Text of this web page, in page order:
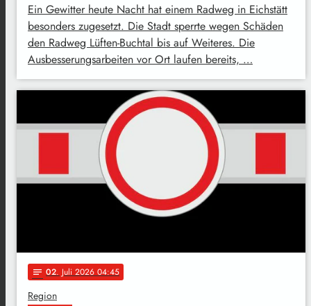
Ein Gewitter heute Nacht hat einem Radweg in Eichstätt
besonders zugesetzt. Die Stadt sperrte wegen Schäden
den Radweg Lüften-Buchtal bis auf Weiteres. Die
Ausbesserungsarbeiten vor Ort laufen bereits, …
notes 02. Juli 2026 04:45
Region